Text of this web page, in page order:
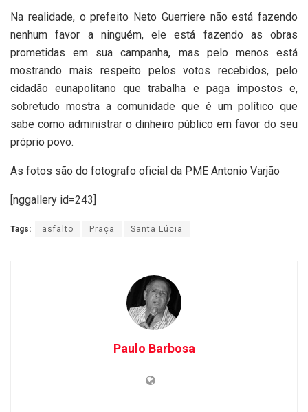
Na realidade, o prefeito Neto Guerriere não está fazendo
nenhum favor a ninguém, ele está fazendo as obras
prometidas em sua campanha, mas pelo menos está
mostrando mais respeito pelos votos recebidos, pelo
cidadão eunapolitano que trabalha e paga impostos e,
sobretudo mostra a comunidade que é um político que
sabe como administrar o dinheiro público em favor do seu
próprio povo.
As fotos são do fotografo oficial da PME Antonio Varjão
[nggallery id=243]
Tags: asfalto Praça Santa Lúcia
Paulo Barbosa